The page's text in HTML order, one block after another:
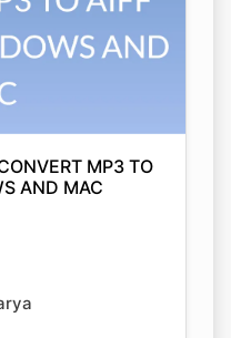
MP3 TO
AND MAC